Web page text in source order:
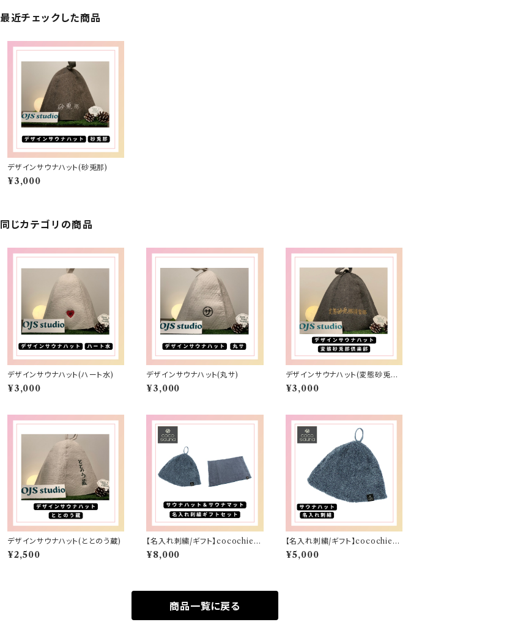
最近チェックした商品
デザインサウナハット(砂兎那)
¥3,000
同じカテゴリの商品
デザインサウナハット(ハート水)
¥3,000
デザインサウナハット(丸サ)
¥3,000
デザインサウナハット(変態砂兎那
倶楽部)
¥3,000
デザインサウナハット(ととのう蔵)
¥2,500
【名入れ刺繍/ギフト】cocochiena
サウナセット(ハット/マット)
¥8,000
【名入れ刺繍/ギフト】cocochiena
サウナハット
¥5,000
商品一覧に戻る